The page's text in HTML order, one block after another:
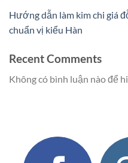
Hướng dẫn làm kim chi giá
chuẩn vị kiểu Hàn
Recent Comments
Không có bình luận nào để